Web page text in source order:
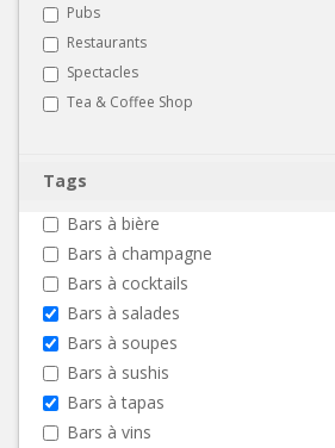
Pubs
Restaurants
Spectacles
Tea & Coffee Shop
Tags
Bars à bière
Bars à champagne
Bars à cocktails
Bars à salades
Bars à soupes
Bars à sushis
Bars à tapas
Bars à vins